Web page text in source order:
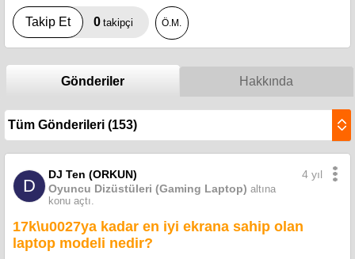
Takip Et 0 takipçi Ö.M.
Gönderiler Hakkında
D
DJ Ten (ORKUN)
Oyuncu Dizüstüleri (Gaming Laptop) altına
konu açtı.
4 yıl
17k\u0027ya kadar en iyi ekrana sahip olan
laptop modeli nedir?